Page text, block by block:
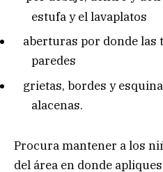
estufa y el lavaplatos
aberturas por donde las
paredes
grietas, bordes y
alacenas.
Procura mantener a los
del área en donde